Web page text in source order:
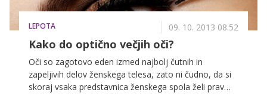
LEPOTA 09. 10. 2013 08.52
Kako do optično večjih oči?
Oči so zagotovo eden izmed najbolj čutnih in
zapeljivih delov ženskega telesa, zato ni čudno, da si
skoraj vsaka predstavnica ženskega spola želi prav